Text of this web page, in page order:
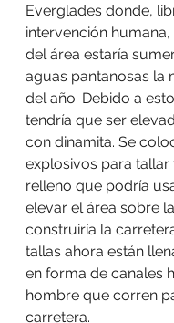
Everglades donde,
intervención
del área estaría
aguas pantanosas la
del año. Debido a
tendría que ser
con dinamita. Se
explosivos para tallar
relleno que podría
elevar el área sobre
construiría la
tallas ahora están
en forma de canales
hombre que corren
carretera.